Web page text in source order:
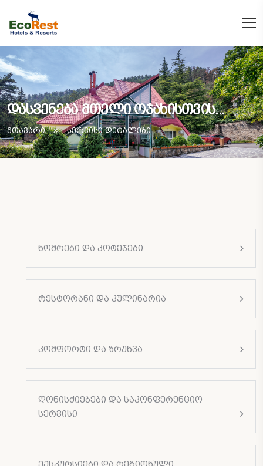
დასვენება მთელი ოჯახისთვის...
მთავარი სერვისი დეტალები
ნომრები და კოტეჯები
რესტორანი და კულინარია
კომფორტი და ზრუნვა
ღონისძიებები და საკონფერენციო
სერვისი